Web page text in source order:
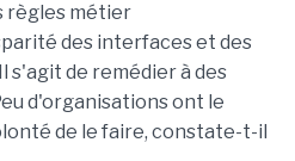
règles métier
des interfaces et des
s'agit de remédier à des
d'organisations ont le
de le faire, constate-t-il